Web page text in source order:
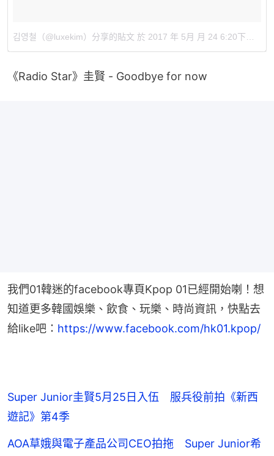
김영철（@luxekim）分享的貼文 於 2017 年 5月 月 24 6:20下午 PDT
《Radio Star》圭賢 - Goodbye for now
我們01韓迷的facebook專頁Kpop 01已經開始喇！想
知道更多韓國娛樂、飲食、玩樂、時尚資訊，快點去
給like吧： https://www.facebook.com/hk01.kpop/
Super Junior圭賢5月25日入伍 服兵役前拍《新西
遊記》第4季
AOA草娥與電子產品公司CEO拍拖 Super Junior希